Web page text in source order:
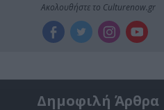
Ακολουθήστε το Culturenow.gr
Δημοφιλή Άρθρα